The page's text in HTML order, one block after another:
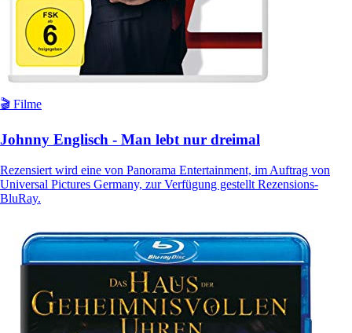
🎬 Filme
Johnny Englisch - Man lebt nur dreimal
Rezensiert wird eine von Panorama Entertainment, im Auftrag von
Universal Pictures Germany, zur Verfügung gestellt Rezensions-
BluRay.